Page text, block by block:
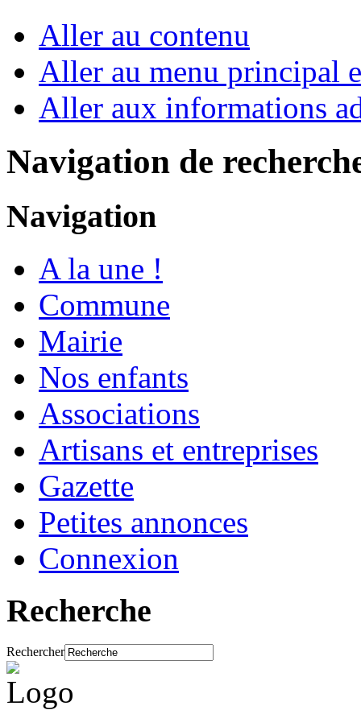
Aller au contenu
Aller au menu principal
Aller aux informations
Navigation de
Navigation
A la une !
Commune
Mairie
Nos enfants
Associations
Artisans et entreprises
Gazette
Petites annonces
Connexion
Recherche
Rechercher